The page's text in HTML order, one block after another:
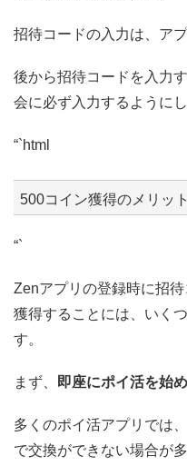
招待コードの入力は、ア
後から招待コードを入力
会に必ず入力するようにし
“`html
500コイン獲得のメリット
“`
Zenアプリの登録時に招
獲得することには、いく
す。
まず、 即座にポイ活を始
多くのポイ活アプリでは
で交換ができない場合が